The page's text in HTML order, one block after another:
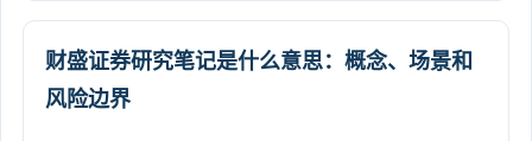
财盛证券研究笔记是什么意思：概念、场景和
风险边界